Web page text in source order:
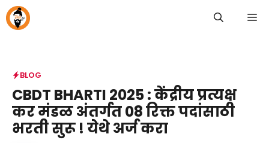
Skip
to
content
BLOG
CBDT BHARTI 2025 : केंद्रीय प्रत्यक्ष
कर मंडळ अंतर्गत 08 रिक्त पदांसाठी
भरती सुरू ! येथे अर्ज करा